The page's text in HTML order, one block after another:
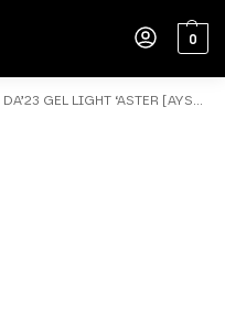
0
DA’23 GEL LIGHT ‘ASTER [AYSTRA] , 30ml.